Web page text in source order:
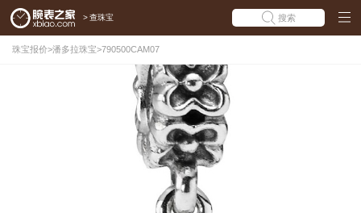
> 查珠宝 搜索
珠宝报价>潘多拉珠宝>790500CAM07